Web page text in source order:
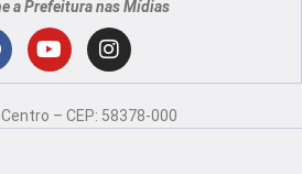
a Prefeitura nas Mídias
Y
u
I
n
s
– CEP: 58378-000